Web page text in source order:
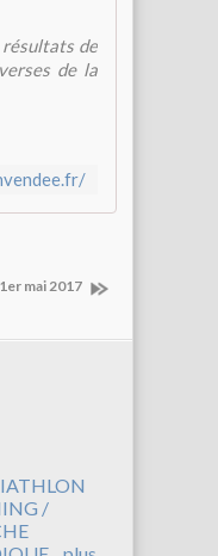
résultats de
de la
mai 2017